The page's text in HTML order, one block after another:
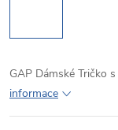
GAP Dámské Tričko
informace